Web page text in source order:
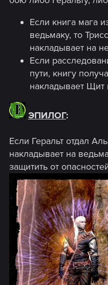
Если книга мага
ведьмаку, то
накладывает на
Если
пути, книгу
накладывает
ЭПИЛОГ:
Если Геральт отдал
накладывает на
защитить от